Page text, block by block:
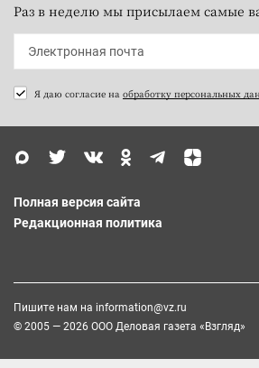
Раз в неделю мы присылаем самые
Я даю согласие на обработку персональных
Полная версия сайта
Редакционная политика
Пишите нам на information@vz.ru
© 2005 — 2026 ООО Деловая газета «Взгляд»